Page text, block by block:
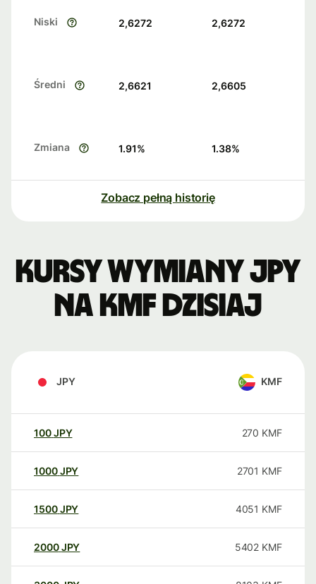
Niski 2,6272 2,6272
Średni 2,6621 2,6605
Zmiana 1.91% 1.38%
Zobacz pełną historię
Kursy wymiany JPY
na KMF dzisiaj
JPY KMF
100JPY 270 KMF
1000JPY 2701 KMF
1500JPY 4051 KMF
2000JPY 5402 KMF